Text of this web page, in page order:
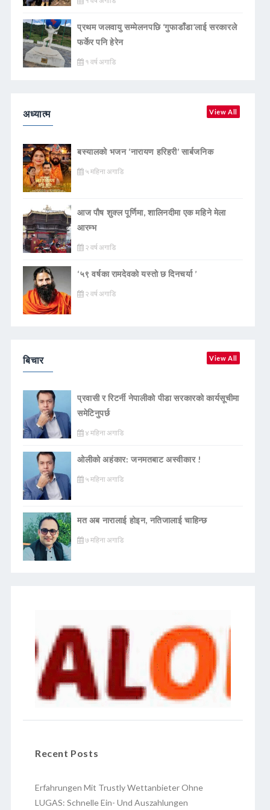
प्रथम जलवायु सम्मेलनपछि ‘गुफाडाँडा’लाई सरकारले
फर्केर पनि हेरेन
१ वर्ष अगाडि
अध्यात्म View All
बस्यालको भजन ‘नारायण हरिहरी’ सार्बजनिक
५ महिना अगाडि
आज पौष शुक्ल पूर्णिमा, शालिनदीमा एक महिने मेला
आरम्भ
२ वर्ष अगाडि
‘५९ वर्षका रामदेवकाे यस्ताे छ दिनचर्या ’
२ वर्ष अगाडि
बिचार View All
प्रवासी र रिटर्नी नेपालीको पीडा सरकारको कार्यसूचीमा
समेटिनुपर्छ
४ महिना अगाडि
ओलीको अहंकार: जनमतबाट अस्वीकार !
५ महिना अगाडि
मत अब नारालाई होइन, नतिजालाई चाहिन्छ
७ महिना अगाडि
Recent Posts
Erfahrungen Mit Trustly Wettanbieter Ohne
LUGAS: Schnelle Ein- Und Auszahlungen